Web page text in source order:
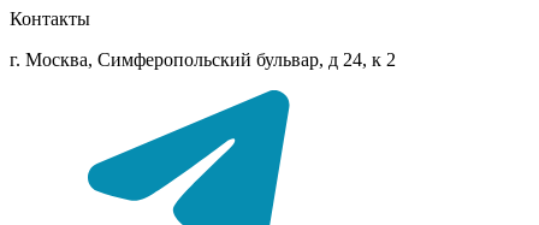
Контакты
г. Москва, Симферопольский бульвар, д 24, к 2